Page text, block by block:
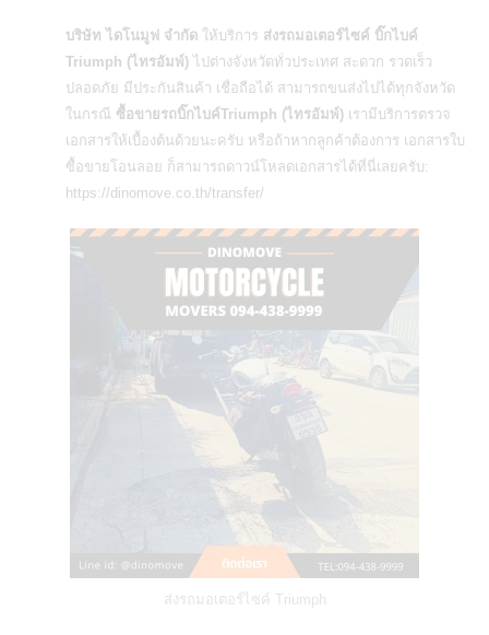
บริษัท ไดโนมูฟ จำกัด ให้บริการ ส่งรถมอเตอร์ไซค์ บิ๊กไบค์
Triumph (ไทรอัมพ์) ไปต่างจังหวัดทั่วประเทศ สะดวก รวดเร็ว
ปลอดภัย มีประกันสินค้า เชื่อถือได้ สามารถขนส่งไปได้ทุกจังหวัด
ในกรณี ซื้อขายรถบิ๊กไบค์Triumph (ไทรอัมพ์) เรามีบริการตรวจ
เอกสารให้เบื้องต้นด้วยนะครับ หรือถ้าหากลูกค้าต้องการ เอกสารใบ
ซื้อขายโอนลอย ก็สามารถดาวน์โหลดเอกสารได้ที่นี่เลยครับ:
https://dinomove.co.th/transfer/
ส่งรถมอเตอร์ไซค์ Triumph